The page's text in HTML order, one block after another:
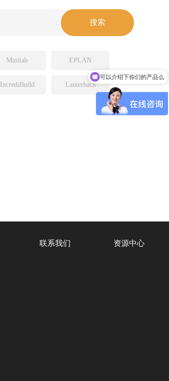
Minitab EPLAN
IncrediBuild Lauterbach
联系我们 资源中心
产品或者服务是怎么收费呢